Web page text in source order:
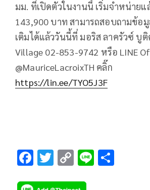
มม. ที่เปิดตัวในงานนี้ เริ่มจำหน่ายแ
143,900 บาท สามารถสอบถามข้อ
เติมได้แล้ววันนี้ที่ มอริส ลาครัวซ์ บูติ
Village 02-853-9742 หรือ LINE
@MauriceLacroixTH คลิ๊ก
https://lin.ee/TYO5J3F
F T C Li